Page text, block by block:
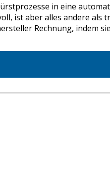
in eine
ist aber alles andere als
Rechnung, indem